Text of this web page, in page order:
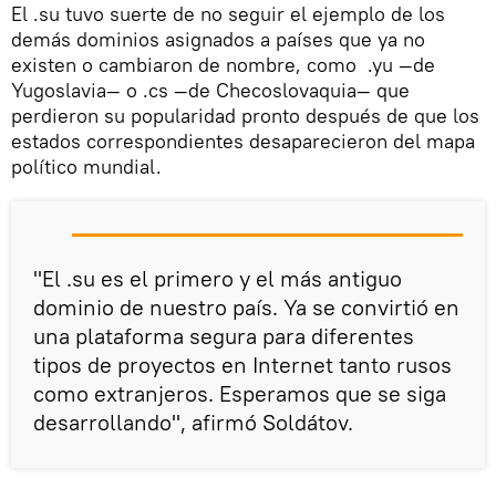
El .su tuvo suerte de no seguir el ejemplo de los
demás dominios asignados a países que ya no
existen o cambiaron de nombre, como .yu —de
Yugoslavia— o .cs —de Checoslovaquia— que
perdieron su popularidad pronto después de que los
estados correspondientes desaparecieron del mapa
político mundial.
"El .su es el primero y el más antiguo
dominio de nuestro país. Ya se convirtió en
una plataforma segura para diferentes
tipos de proyectos en Internet tanto rusos
como extranjeros. Esperamos que se siga
desarrollando", afirmó Soldátov.